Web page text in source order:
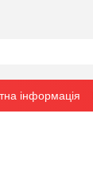
інформація